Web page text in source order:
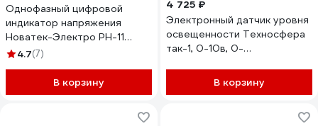
Однофазный цифровой
индикатор напряжения
Новатек-Электро РН-11
3425600110
4.7(7)
В корзину
4 725 ₽
Электронный датчик уровня
освещенности Техносфера
так-1, 0-10в, 0-
1603001060524
В корзину